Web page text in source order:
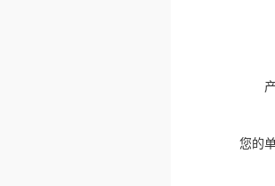
您的